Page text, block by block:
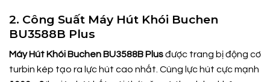
2. Công Suất Máy Hút Khói Buchen
BU3588B Plus
Máy Hút Khói Buchen BU3588B Plusđược trang bị động cơ
turbin kép tạo ra lực hút cao nhất. Cùng lực hút cực mạnh